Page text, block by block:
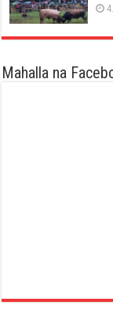
Mahalla na